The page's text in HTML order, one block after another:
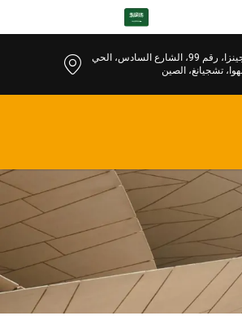
الغرفة 2207، المبنى باء، فوتين جينزا، رقم 99، الشارع السادس، الحي
تشجيانغ، الصين